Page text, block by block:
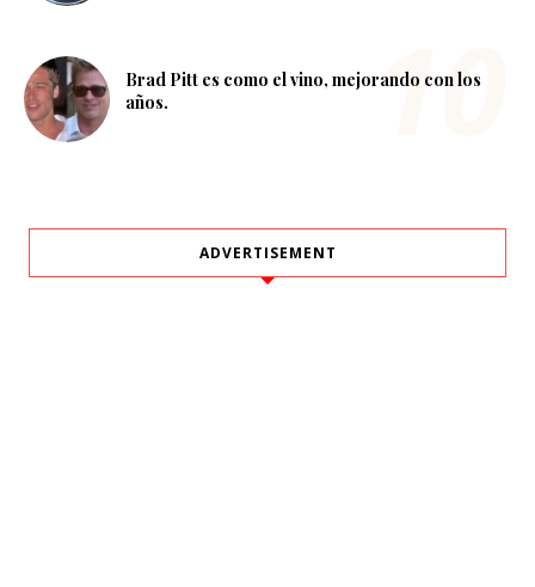
Brad Pitt es como el vino, mejorando con los
años.
ADVERTISEMENT